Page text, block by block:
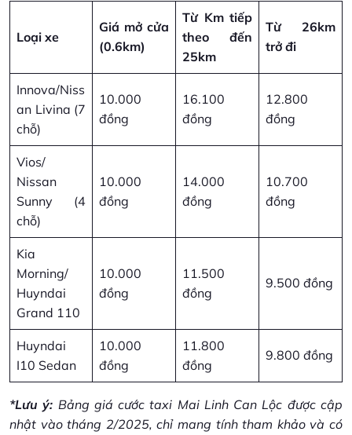
Loại xe
Giá mở cửa
(0.6km)
Từ Km tiếp
theo đến
25km
Từ 26km
trở đi
Innova/Niss
an Livina (7
chỗ)
10.000
đồng
16.100
đồng
12.800
đồng
Vios/
Nissan
Sunny (4
chỗ)
10.000
đồng
14.000
đồng
10.700
đồng
Kia
Morning/
Huyndai
Grand 110
10.000
đồng
11.500
đồng
9.500 đồng
Huyndai
I10 Sedan
10.000
đồng
11.800
đồng
9.800 đồng
*Lưu ý: Bảng giá cước taxi Mai Linh Can Lộc được cập
nhật vào tháng 2/2025, chỉ mang tính tham khảo và có